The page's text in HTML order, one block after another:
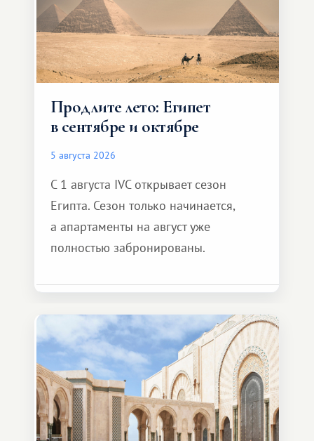
Продлите лето: Египет
в сентябре и октябре
5 августа 2026
С 1 августа IVC открывает сезон
Египта. Сезон только начинается,
а апартаменты на август уже
полностью забронированы.